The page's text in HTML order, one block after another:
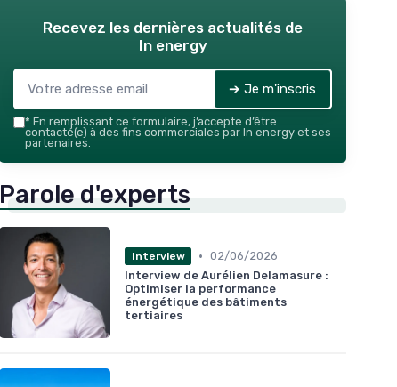
Recevez les dernières actualités de
In energy
➔ Je m'inscris
* En remplissant ce formulaire, j’accepte d’être
contacté(e) à des fins commerciales par In energy et ses
partenaires.
Parole d'experts
Interview • 02/06/2026
Interview de Aurélien Delamasure :
Optimiser la performance
énergétique des bâtiments
tertiaires